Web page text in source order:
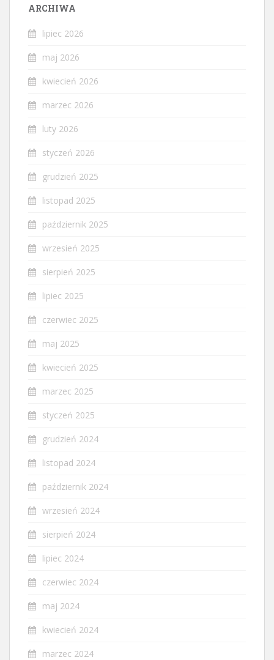
ARCHIWA
lipiec 2026
maj 2026
kwiecień 2026
marzec 2026
luty 2026
styczeń 2026
grudzień 2025
listopad 2025
październik 2025
wrzesień 2025
sierpień 2025
lipiec 2025
czerwiec 2025
maj 2025
kwiecień 2025
marzec 2025
styczeń 2025
grudzień 2024
listopad 2024
październik 2024
wrzesień 2024
sierpień 2024
lipiec 2024
czerwiec 2024
maj 2024
kwiecień 2024
marzec 2024